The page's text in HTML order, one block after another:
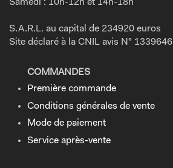
Samedi : 10h-12h et 14h-18h
S.A.R.L. au capital de 234920 euros
Site déclaré à la CNIL avis N° 1339646
COMMANDES
Première commande
Conditions générales de vente
Mode de paiement
Service après-vente